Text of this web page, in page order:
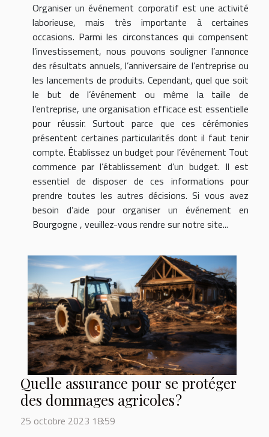
Organiser un événement corporatif est une activité
laborieuse, mais très importante à certaines
occasions. Parmi les circonstances qui compensent
l’investissement, nous pouvons souligner l’annonce
des résultats annuels, l’anniversaire de l’entreprise ou
les lancements de produits. Cependant, quel que soit
le but de l’événement ou même la taille de
l’entreprise, une organisation efficace est essentielle
pour réussir. Surtout parce que ces cérémonies
présentent certaines particularités dont il faut tenir
compte. Établissez un budget pour l’événement Tout
commence par l’établissement d’un budget. Il est
essentiel de disposer de ces informations pour
prendre toutes les autres décisions. Si vous avez
besoin d’aide pour organiser un événement en
Bourgogne , veuillez-vous rendre sur notre site...
Quelle assurance pour se protéger
des dommages agricoles ?
25 octobre 2023 18:59